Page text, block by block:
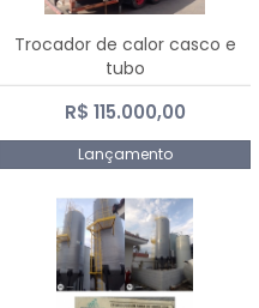
Trocador de calor casco e
tubo
R$ 115.000,00
Lançamento